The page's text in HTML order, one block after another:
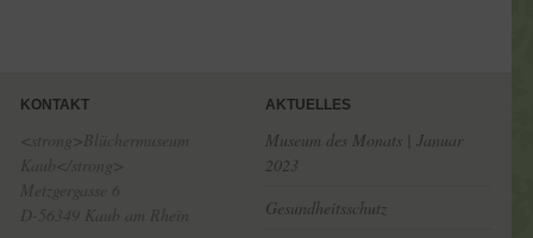
KONTAKT
<strong>Blüchermuseum
Kaub</strong>
Metzgergasse 6
D-56349 Kaub am Rhein
AKTUELLES
Museum des Monats | Januar
2023
Gesundheitsschutz